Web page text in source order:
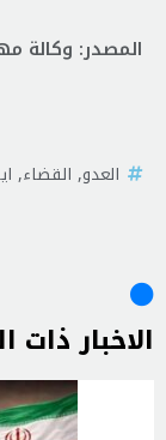
المصدر: وكالة
العدو, القضاء,
الاخبار ذات